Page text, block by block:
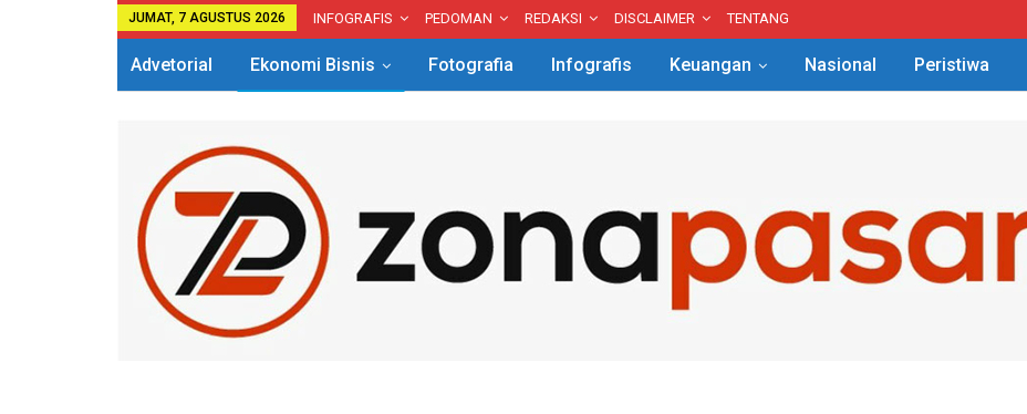
JUMAT, 7 AGUSTUS 2026 INFOGRAFIS PEDOMAN REDAKSI DISCLAIMER TENTANG
Advetorial Ekonomi Bisnis Fotografia Infografis Keuangan Nasional Peristiwa